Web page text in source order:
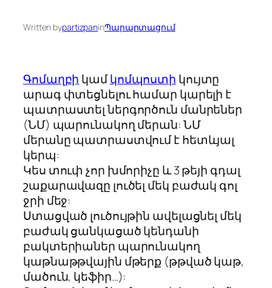
Written bypartizpaninՊարարտացում
Գոմաղբի կամկոմպոստի կույտը
արագ փտեցնելու համար կարելի է
պատրաստել ներգործուն մանրեներ
(ՆՄ) պարունակող մերան: ՆՄ
մերանը պատրաստվում է հետևյալ
կերպ:
Կես տուփ չոր խմորիչը և 3 թեյի գդալ
շաքարավազը լուծել մեկ բաժակ գոլ
ջրի մեջ:
Ստացված լուծույթին ավելացնել մեկ
բաժակ ցանկացած կենդանի
բակտերիաներ պարունակող
կաթնաթթվային մթերք (թթված կաթ,
մածուն, կեֆիր…):